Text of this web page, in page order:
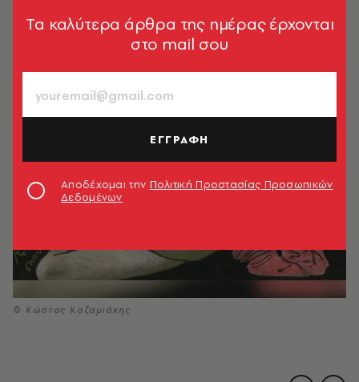
Κωστής Καζαμιάκης
© Κώστας Καζαμιάκης
Tα καλύτερα άρθρα της ημέρας έρχονται
στο mail σου
ΕΓΓΡΑΦΗ
Αποδέχομαι την Πολιτική Προστασίας Προσωπικών
Δεδομένων